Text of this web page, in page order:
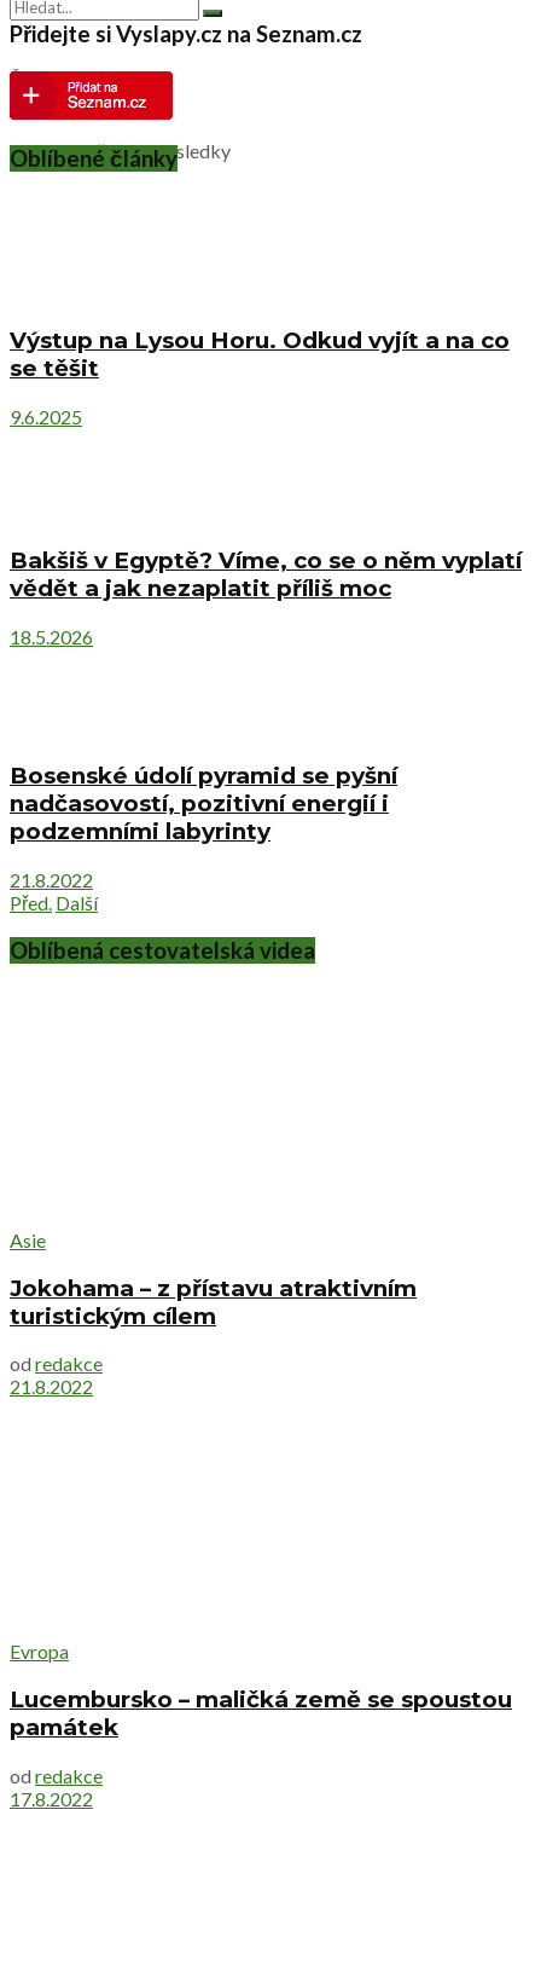
Žádný výsledek
Zobrazit všechny výsledky
Přidejte si Vyslapy.cz na Seznam.cz
Oblíbené články
Výstup na Lysou Horu. Odkud vyjít a na co
se těšit
9.6.2025
Bakšiš v Egyptě? Víme, co se o něm vyplatí
vědět a jak nezaplatit příliš moc
18.5.2026
Bosenské údolí pyramid se pyšní
nadčasovostí, pozitivní energií i
podzemními labyrinty
21.8.2022
Před. Další
Oblíbená cestovatelská videa
Asie
Jokohama – z přístavu atraktivním
turistickým cílem
od redakce
21.8.2022
Evropa
Lucembursko – maličká země se spoustou
památek
od redakce
17.8.2022